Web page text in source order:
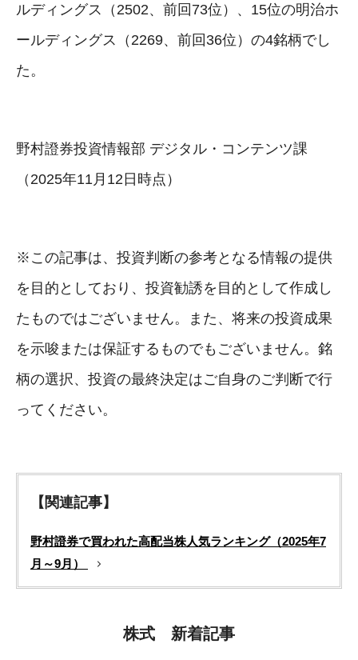
ルディングス（2502、前回73位）、15位の明治ホ
ールディングス（2269、前回36位）の4銘柄でし
た。
野村證券投資情報部 デジタル・コンテンツ課
（2025年11月12日時点）
※この記事は、投資判断の参考となる情報の提供
を目的としており、投資勧誘を目的として作成し
たものではございません。また、将来の投資成果
を示唆または保証するものでもございません。銘
柄の選択、投資の最終決定はご自身のご判断で行
ってください。
【関連記事】
野村證券で買われた高配当株人気ランキング（2025年7
月～9月）
株式 新着記事